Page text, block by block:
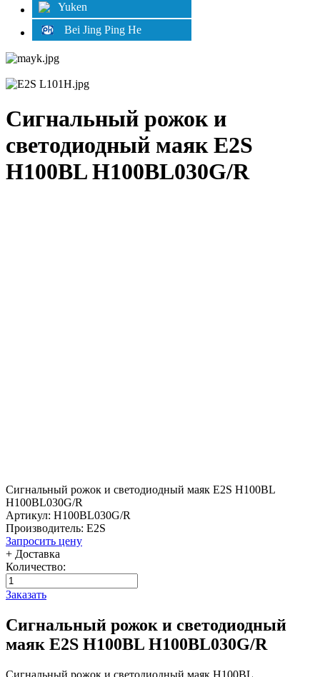
Yuken
Bei Jing Ping He
Сигнальный рожок и
светодиодный маяк E2S
H100BL H100BL030G/R
Сигнальный рожок и светодиодный маяк E2S H100BL
H100BL030G/R
Артикул: H100BL030G/R
Производитель: E2S
Запросить цену
+ Доставка
Количество:
Заказать
Сигнальный рожок и светодиодный
маяк E2S H100BL H100BL030G/R
Сигнальный рожок и светодиодный маяк H100BL